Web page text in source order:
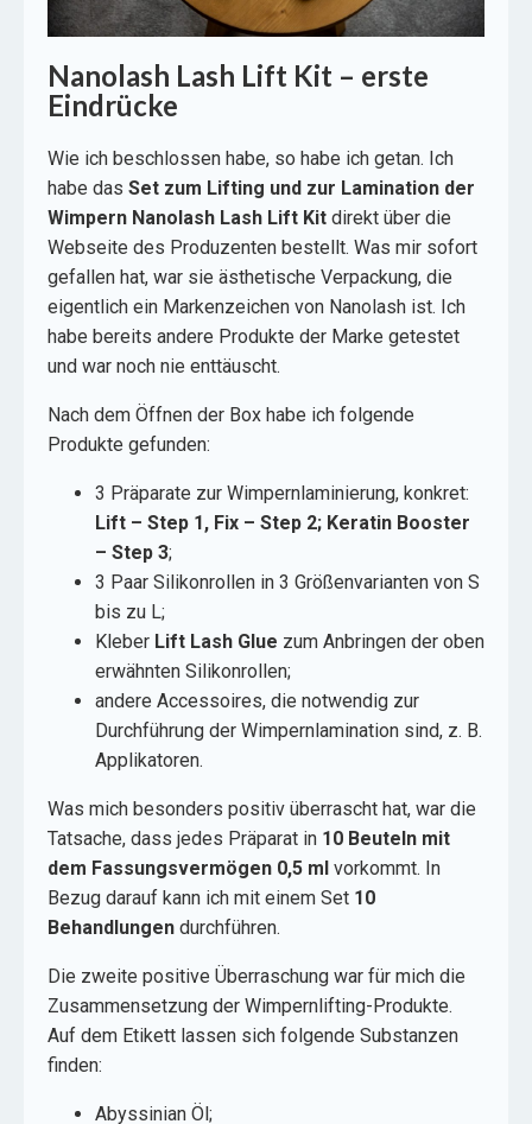
Nanolash Lash Lift Kit – erste
Eindrücke
Wie ich beschlossen habe, so habe ich getan. Ich
habe das Set zum Lifting und zur Lamination der
Wimpern Nanolash Lash Lift Kit direkt über die
Webseite des Produzenten bestellt. Was mir sofort
gefallen hat, war sie ästhetische Verpackung, die
eigentlich ein Markenzeichen von Nanolash ist. Ich
habe bereits andere Produkte der Marke getestet
und war noch nie enttäuscht.
Nach dem Öffnen der Box habe ich folgende
Produkte gefunden:
3 Präparate zur Wimpernlaminierung, konkret:
Lift – Step 1, Fix – Step 2; Keratin Booster
– Step 3;
3 Paar Silikonrollen in 3 Größenvarianten von S
bis zu L;
Kleber Lift Lash Glue zum Anbringen der oben
erwähnten Silikonrollen;
andere Accessoires, die notwendig zur
Durchführung der Wimpernlamination sind, z. B.
Applikatoren.
Was mich besonders positiv überrascht hat, war die
Tatsache, dass jedes Präparat in 10 Beuteln mit
dem Fassungsvermögen 0,5 ml vorkommt. In
Bezug darauf kann ich mit einem Set 10
Behandlungen durchführen.
Die zweite positive Überraschung war für mich die
Zusammensetzung der Wimpernlifting-Produkte.
Auf dem Etikett lassen sich folgende Substanzen
finden:
Abyssinian Öl;